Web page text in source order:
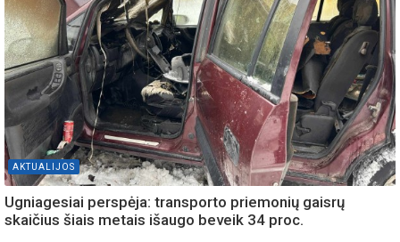
AKTUALIJOS
Ugniagesiai perspėja: transporto priemonių gaisrų
skaičius šiais metais išaugo beveik 34 proc.